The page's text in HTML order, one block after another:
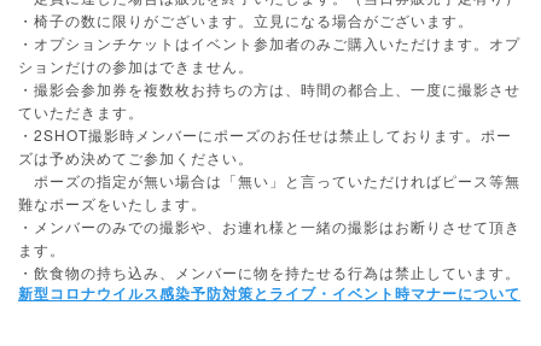
・椅子の数に限りがございます。立見になる場合がございます。
・オプションチケットはイベント参加者のみご購入いただけます。オプ
ションだけの参加はできません。
・撮影会参加券を複数枚お持ちの方は、時間の都合上、一度に撮影させ
ていただきます。
・2SHOT撮影時メンバーにポーズのお任せは禁止しております。ポー
ズは予め決めてご参加ください。
ポーズの指定が無い場合は「無い」と言っていただければピース等無
難なポーズをいたします。
・メンバーのみでの撮影や、お連れ様と一緒の撮影はお断りさせて頂き
ます。
・飲食物の持ち込み、メンバーに物を持たせる行為は禁止しています。
新型コロナウイルス感染予防対策とライブ・イベント時マナーについて